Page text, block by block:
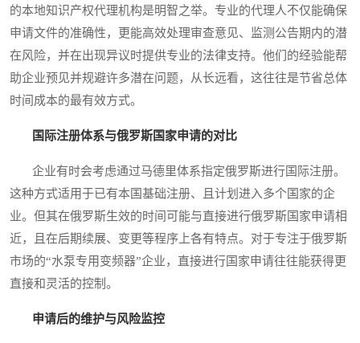
的本地知识产权代理机构是明智之举。专业的代理人不仅能确保
申请文件的准确性，更能高效处理审查意见、监测公告期内的潜
在风险，并在出现异议时提供专业的法律支持。他们的经验能帮
助企业预见并规避许多潜在问题，从长远看，这往往是节省总体
时间成本的最有效方式。
国际注册体系与俄罗斯国家申请的对比
企业有时会考虑通过马德里体系指定俄罗斯进行国际注册。
这种方式适用于已有本国基础注册、且计划进入多个国家的企
业。但其在俄罗斯生效的时间可能与直接进行俄罗斯国家申请相
近，且在后期续展、变更等程序上各有特点。对于专注于俄罗斯
市场的“水泵专用变频器”企业，直接进行国家申请往往能获得更
直接和灵活的控制。
申请后的维护与风险监控